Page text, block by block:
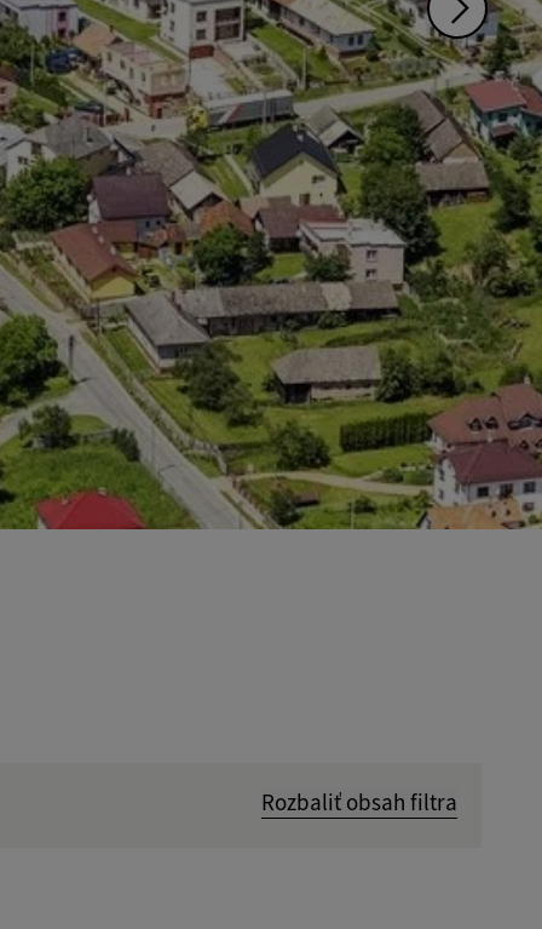
Rozbaliť obsah filtra